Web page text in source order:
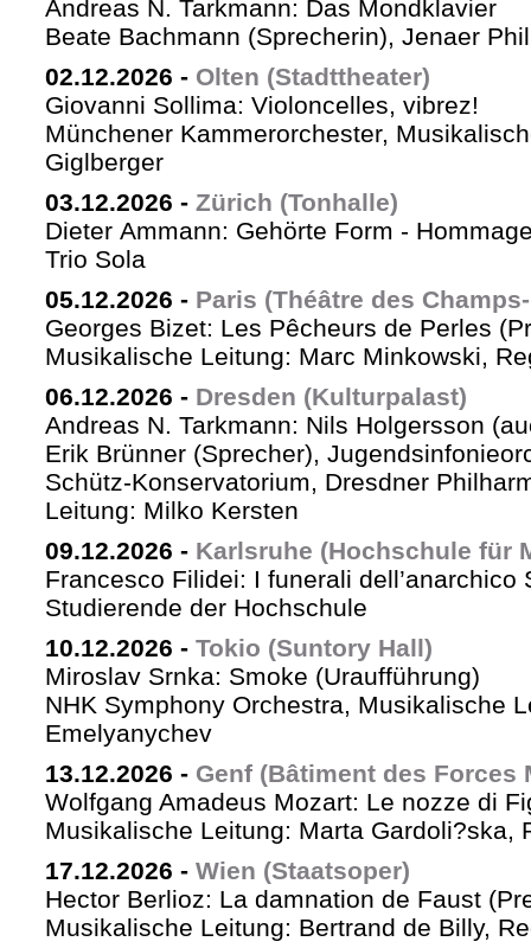
Andreas N. Tarkmann: Das Mondklavier
Beate Bachmann (Sprecherin), Jenaer
02.12.2026 - Olten (Stadttheater)
Giovanni Sollima: Violoncelles, vibrez!
Münchener Kammerorchester,
Giglberger
03.12.2026 - Zürich (Tonhalle)
Dieter Ammann: Gehörte Form -
Trio Sola
05.12.2026 - Paris (Théâtre des
Georges Bizet: Les Pêcheurs de Perles
Musikalische Leitung: Marc Minkowski,
06.12.2026 - Dresden (Kulturpalast)
Andreas N. Tarkmann: Nils Holgersson
Erik Brünner (Sprecher),
Schütz-Konservatorium, Dresdner
Leitung: Milko Kersten
09.12.2026 - Karlsruhe (Hochschule für
Francesco Filidei: I funerali dell’anarchico
Studierende der Hochschule
10.12.2026 - Tokio (Suntory Hall)
Miroslav Srnka: Smoke (Uraufführung)
NHK Symphony Orchestra, Musikalische
Emelyanychev
13.12.2026 - Genf (Bâtiment des Forces
Wolfgang Amadeus Mozart: Le nozze di
Musikalische Leitung: Marta Gardoli?ska,
17.12.2026 - Wien (Staatsoper)
Hector Berlioz: La damnation de Faust
Musikalische Leitung: Bertrand de Billy,